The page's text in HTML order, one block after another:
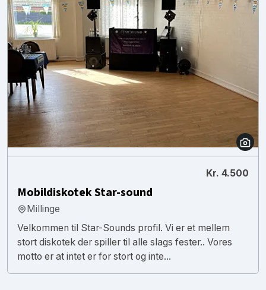
Kr. 4.500
Mobildiskotek Star-sound
Millinge
Velkommen til Star-Sounds profil. Vi er et mellem
stort diskotek der spiller til alle slags fester.. Vores
motto er at intet er for stort og inte...